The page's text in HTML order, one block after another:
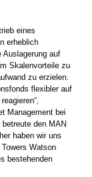
eines
erheblich
auf
Skalenvorteile zu
zu erzielen.
flexibler auf
Management bei
betreute den MAN
haben wir uns
Watson
bestehenden